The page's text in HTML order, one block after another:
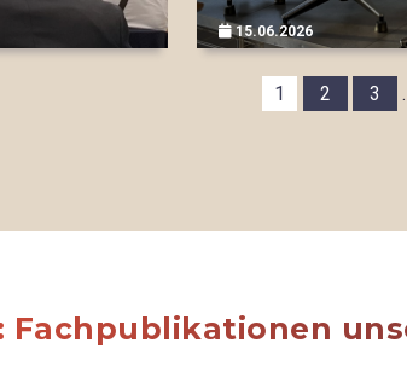
15.06.2026
1 2 3
Fachpublikationen